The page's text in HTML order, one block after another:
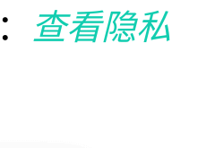
查看隐私